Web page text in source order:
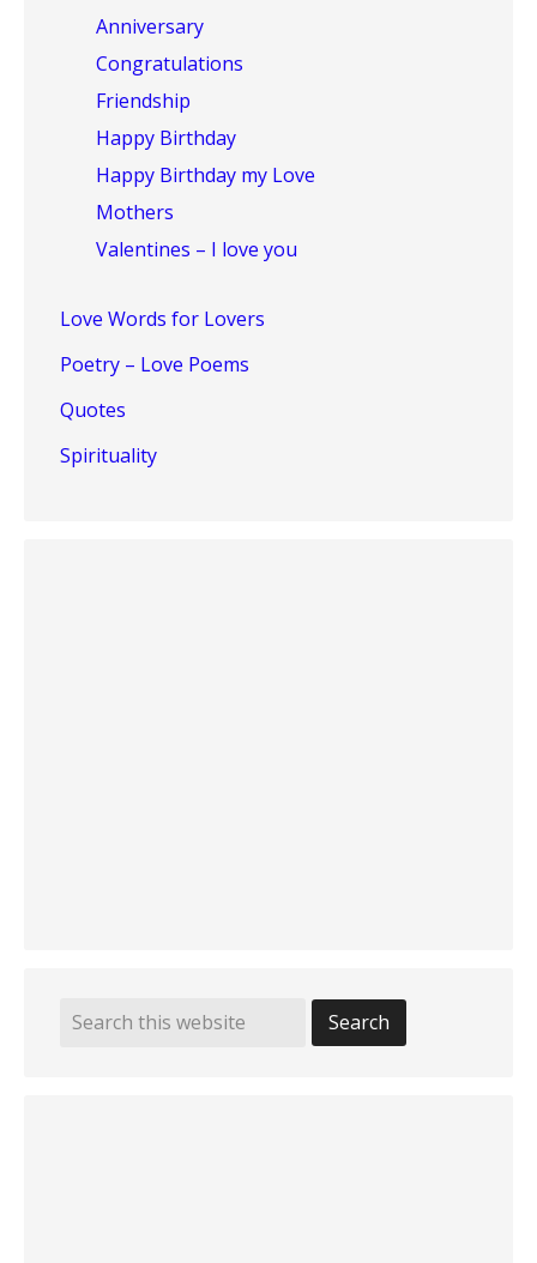
Anniversary
Congratulations
Friendship
Happy Birthday
Happy Birthday my Love
Mothers
Valentines – I love you
Love Words for Lovers
Poetry – Love Poems
Quotes
Spirituality